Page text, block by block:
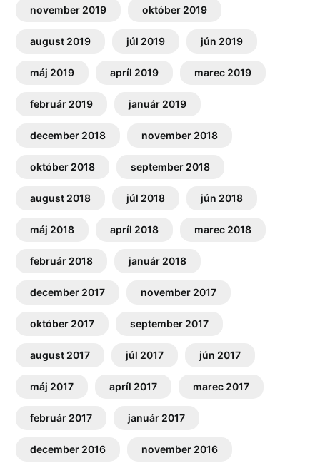
november 2019 október 2019
august 2019 júl 2019 jún 2019
máj 2019 apríl 2019 marec 2019
február 2019 január 2019
december 2018 november 2018
október 2018 september 2018
august 2018 júl 2018 jún 2018
máj 2018 apríl 2018 marec 2018
február 2018 január 2018
december 2017 november 2017
október 2017 september 2017
august 2017 júl 2017 jún 2017
máj 2017 apríl 2017 marec 2017
február 2017 január 2017
december 2016 november 2016